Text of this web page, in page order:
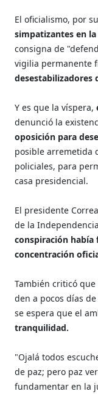
El oficialismo, por
simpatizantes en
consigna de
vigilia permanente
desestabilizadores
Y es que la víspera,
denunció la
oposición para
posible arremetida
policiales, para
casa presidencial.
El presidente
de la
conspiración había
concentración
También criticó
den a pocos días de
se espera que el
tranquilidad.
"Ojalá todos
de paz; pero paz
fundamentar en la